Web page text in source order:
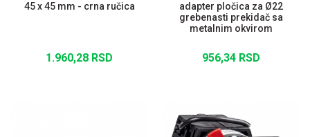
45 x 45 mm - crna ručica
1.960,28 RSD
adapter pločica za Ø22
grebenasti prekidač sa
metalnim okvirom
956,34 RSD